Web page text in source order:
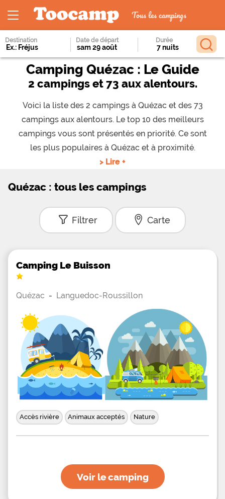
Tous les campings
Destination Date de départ Durée
Camping Quézac : Le Guide
2 campings et 73 aux alentours.
Voici la liste des 2 campings à Quézac et des 73
campings aux alentours. Le top 10 des meilleurs
campings vous sont présentés en priorité. Ce sont
les plus populaires à Quézac et à proximité.
> Lire +
Quézac : tous les campings
Filtrer Carte
Camping Le Buisson
Quézac - Languedoc-Roussillon
Accès rivière Animaux acceptés Nature
Voir le camping